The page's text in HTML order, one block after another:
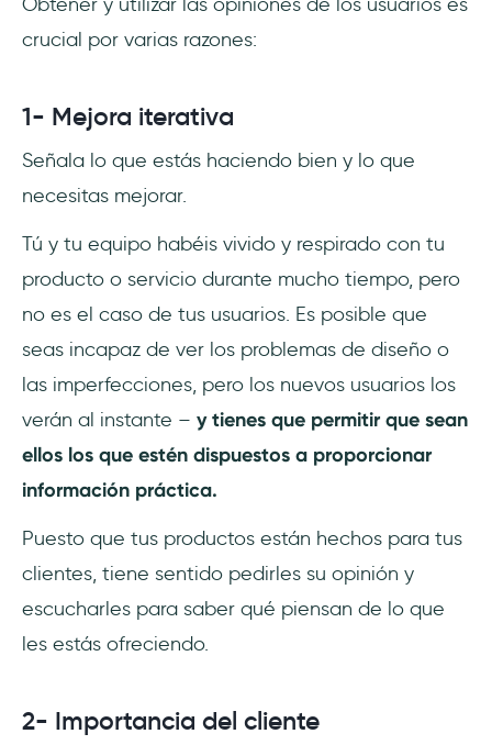
crucial por varias razones:
1- Mejora iterativa
Señala lo que estás haciendo bien y lo que
necesitas mejorar.
Tú y tu equipo habéis vivido y respirado con tu
producto o servicio durante mucho tiempo, pero
no es el caso de tus usuarios. Es posible que
seas incapaz de ver los problemas de diseño o
las imperfecciones, pero los nuevos usuarios los
verán al instante – y tienes que permitir que sean
ellos los que estén dispuestos a proporcionar
información práctica.
Puesto que tus productos están hechos para tus
clientes, tiene sentido pedirles su opinión y
escucharles para saber qué piensan de lo que
les estás ofreciendo.
2- Importancia del cliente